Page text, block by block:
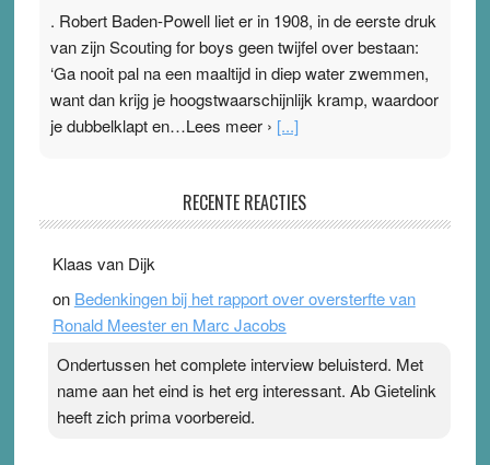
. Robert Baden-Powell liet er in 1908, in de eerste druk
van zijn Scouting for boys geen twijfel over bestaan:
‘Ga nooit pal na een maaltijd in diep water zwemmen,
want dan krijg je hoogstwaarschijnlijk kramp, waardoor
je dubbelklapt en…Lees meer › [...]
Ward van Beek
topsporters. Ze hopen ermee hun hartslag te verlagen
terwijl ze meer zuurstof opnemen. Daarop heeft zo’n
pleister geen effect. Maar het gevoel ‘makkelijker te
Pleisterplakkers in de topspsort ›[...]
RECENTE REACTIES
Klaas van Dijk
on Bedenkingen bij het rapport over oversterfte van
Ronald Meester en Marc Jacobs
Ondertussen het complete interview beluisterd. Met
name aan het eind is het erg interessant. Ab Gietelink
heeft zich prima voorbereid.